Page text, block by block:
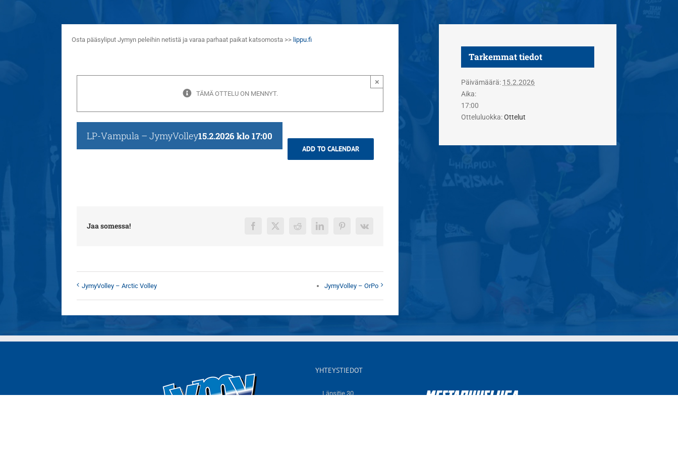
Osta pääsyliput Jymyn peleihin netistä ja varaa parhaat paikat katsomosta >> lippu.fi
TÄMÄ OTTELU ON MENNYT.
×
LP-Vampula – JymyVolley15.2.2026 klo 17:00
ADD TO CALENDAR
Jaa somessa! Facebook
X Reddit LinkedInPinterest
Vk
JymyVolley – Arctic Volley JymyVolley – OrPo
Tarkemmat tiedot
Päivämäärä: 15.2.2026
Aika:
17:00
Otteluluokka:Ottelut
YHTEYSTIEDOT
Länsitie 30,